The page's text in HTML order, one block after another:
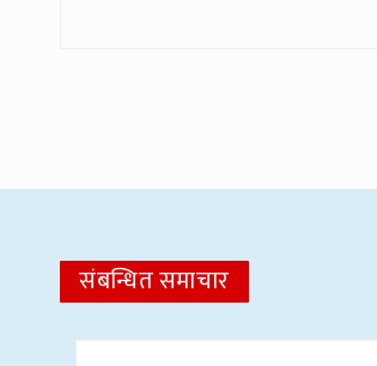
संबन्धित समाचार